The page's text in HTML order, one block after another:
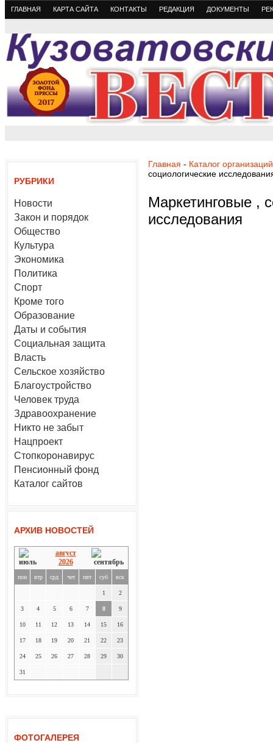
ГЛАВНАЯ КАРТА САЙТА КОНТАКТЫ РЕДАКЦИЯ ДОКУМЕНТЫ
РУБРИКИ
Новости
Закон и порядок
Общество
Культура
Экономика
Политика
Спорт
Кроме того
Образование
Даты и события
Социальная защита
Власть
Сельское хозяйство
Благоустройство
Человек труда
Здравоохранение
Никто не забыт
Нацпроект
Стопкоронавирус
Пенсионный фонд
Каталог сайтов
АРХИВ НОВОСТЕЙ
август
2026
пон втр срд чет пят суб вск
1 2
3 4 5 6 7 8 9
10 11 12 13 14 15 16
17 18 19 20 21 22 23
24 25 26 27 28 29 30
31
ФОТОГАЛЕРЕЯ
Главная - Каталог организаций
социологические
Маркетинговые ,
исследования